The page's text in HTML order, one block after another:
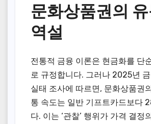
문화상품권의
역설
전통적 금융 이론은 현금화를 단
로 규정합니다. 그러나 2025년
실태 조사에 따르면, 문화상품권
통 속도는 일반 기프트카드보다
다. 이는 ‘관찰’ 행위가 가격 결정